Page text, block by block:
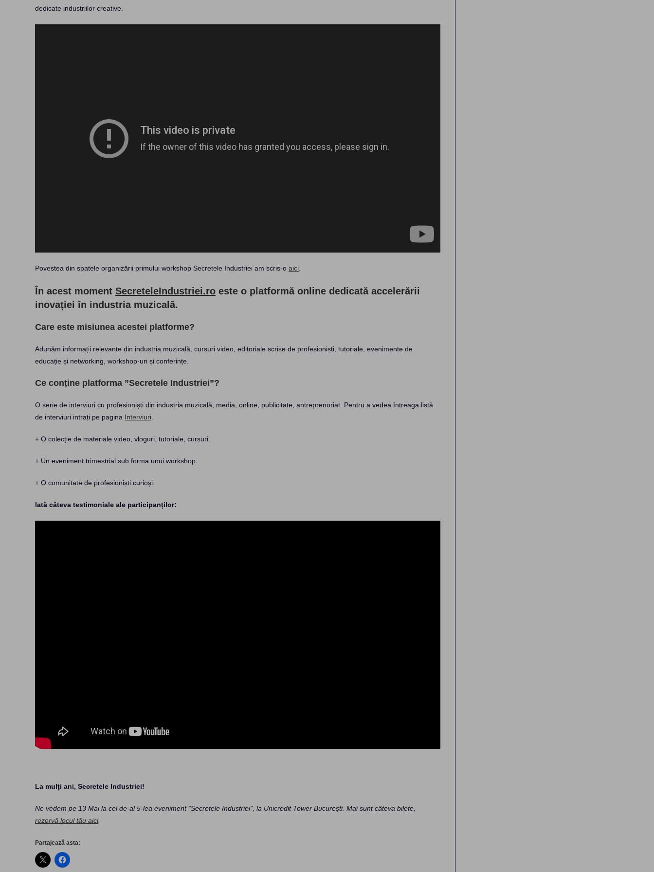
dedicate industriilor creative.
Povestea din spatele organizării primului workshop Secretele Industriei am scris-o aici
În acest moment SecreteleIndustriei.ro este o platformă online dedicată accelerării
inovației în industria muzicală.
Care este misiunea acestei platforme?
Adunăm informații relevante din industria muzicală, cursuri video, editoriale scrise de profesioniști, tutoriale, evenimente de
educație și networking, workshop-uri și conferințe.
Ce conține platforma ”Secretele Industriei”?
O serie de interviuri cu profesioniști din industria muzicală, media, online, publicitate, antreprenoriat. Pentru a vedea întreaga listă
de interviuri intrați pe pagina Interviuri
+ O colecție de materiale video, vloguri, tutoriale, cursuri.
+ Un eveniment trimestrial sub forma unui workshop.
+ O comunitate de profesioniști curioși.
Iată câteva testimoniale ale participanților:
La mulți ani, Secretele Industriei!
Ne vedem pe 13 Mai la cel de-al 5-lea eveniment ”Secretele Industriei”, la Unicredit Tower București. Mai sunt câteva bilete,
rezervă locul tău aici.
Partajează asta: